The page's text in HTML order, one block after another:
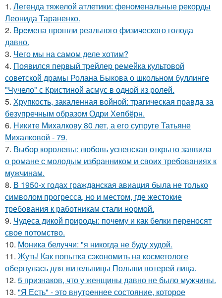
1. Легенда тяжелой атлетики: феноменальные рекорды
Леонида Тараненко.
2. Bpeмена прошли реального физического голода
давно.
3. Чего мы на самом деле хотим?
4. Появился первый трейлер ремейка культовой
советской драмы Ролана Быкова о школьном буллинге
"Чучело" с Кристиной асмус в одной из ролей.
5. Хрупкость, закаленная войной: трагическая правда за
безупречным образом Одри Хепбёрн.
6. Никите Михалкову 80 лет, а его супруге Татьяне
Михалковой - 79.
7. Выбор королевы: любовь успенская открыто заявила
о романе с молодым избранником и своих требованиях к
мужчинам.
8. В 1950-х годах гражданская авиация была не только
символом прогресса, но и местом, где жестокие
требования к работникам стали нормой.
9. Чудеса дикой природы: почему и как белки переносят
свое потомство.
10. Моника белуччи: "я никогда не буду худой.
11. Жуть! Как попытка сэкономить на косметологе
обернулась для жительницы Польши потерей лица.
12. 5 признаков, что у женщины давно не было мужчины.
13. "Я Есть" - этo внутpeннее состояние, которое